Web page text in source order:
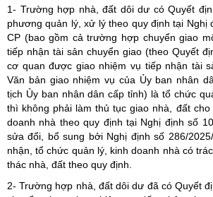
1- Trường hợp nhà, đất dôi dư có Quyết
phương quản lý, xử lý theo quy định tại Nghị
CP (bao gồm cả trường hợp chuyển giao
tiếp nhận tài sản chuyển giao (theo Quyết
cơ quan được giao nhiệm vụ tiếp nhận tài
Văn bản giao nhiệm vụ của Ủy ban nhân
tịch Ủy ban nhân dân cấp tỉnh) là tổ chức
thì không phải làm thủ tục giao nhà, đất
doanh nhà theo quy định tại Nghị định số
sửa đổi, bổ sung bởi Nghị định số 286/
nhận, tổ chức quản lý, kinh doanh nhà có
thác nhà, đất theo quy định.
2- Trường hợp nhà, đất dôi dư đã có Quyết